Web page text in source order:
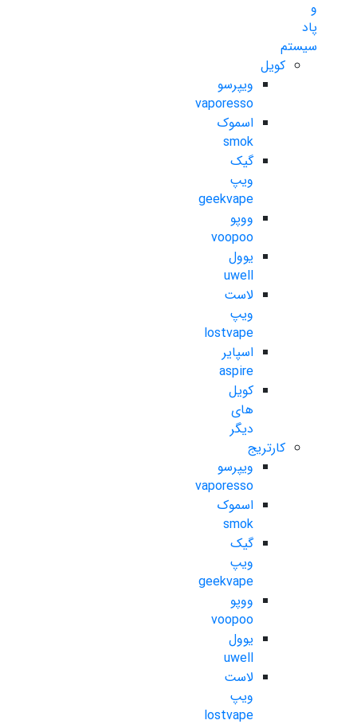
و
پاد
سیستم
کویل
ویپرسو
vaporesso
اسموک
smok
گیک
ویپ
geekvape
ووپو
voopoo
یوول
uwell
لاست
ویپ
lostvape
اسپایر
aspire
کویل
های
دیگر
کارتریج
ویپرسو
vaporesso
اسموک
smok
گیک
ویپ
geekvape
ووپو
voopoo
یوول
uwell
لاست
ویپ
lostvape